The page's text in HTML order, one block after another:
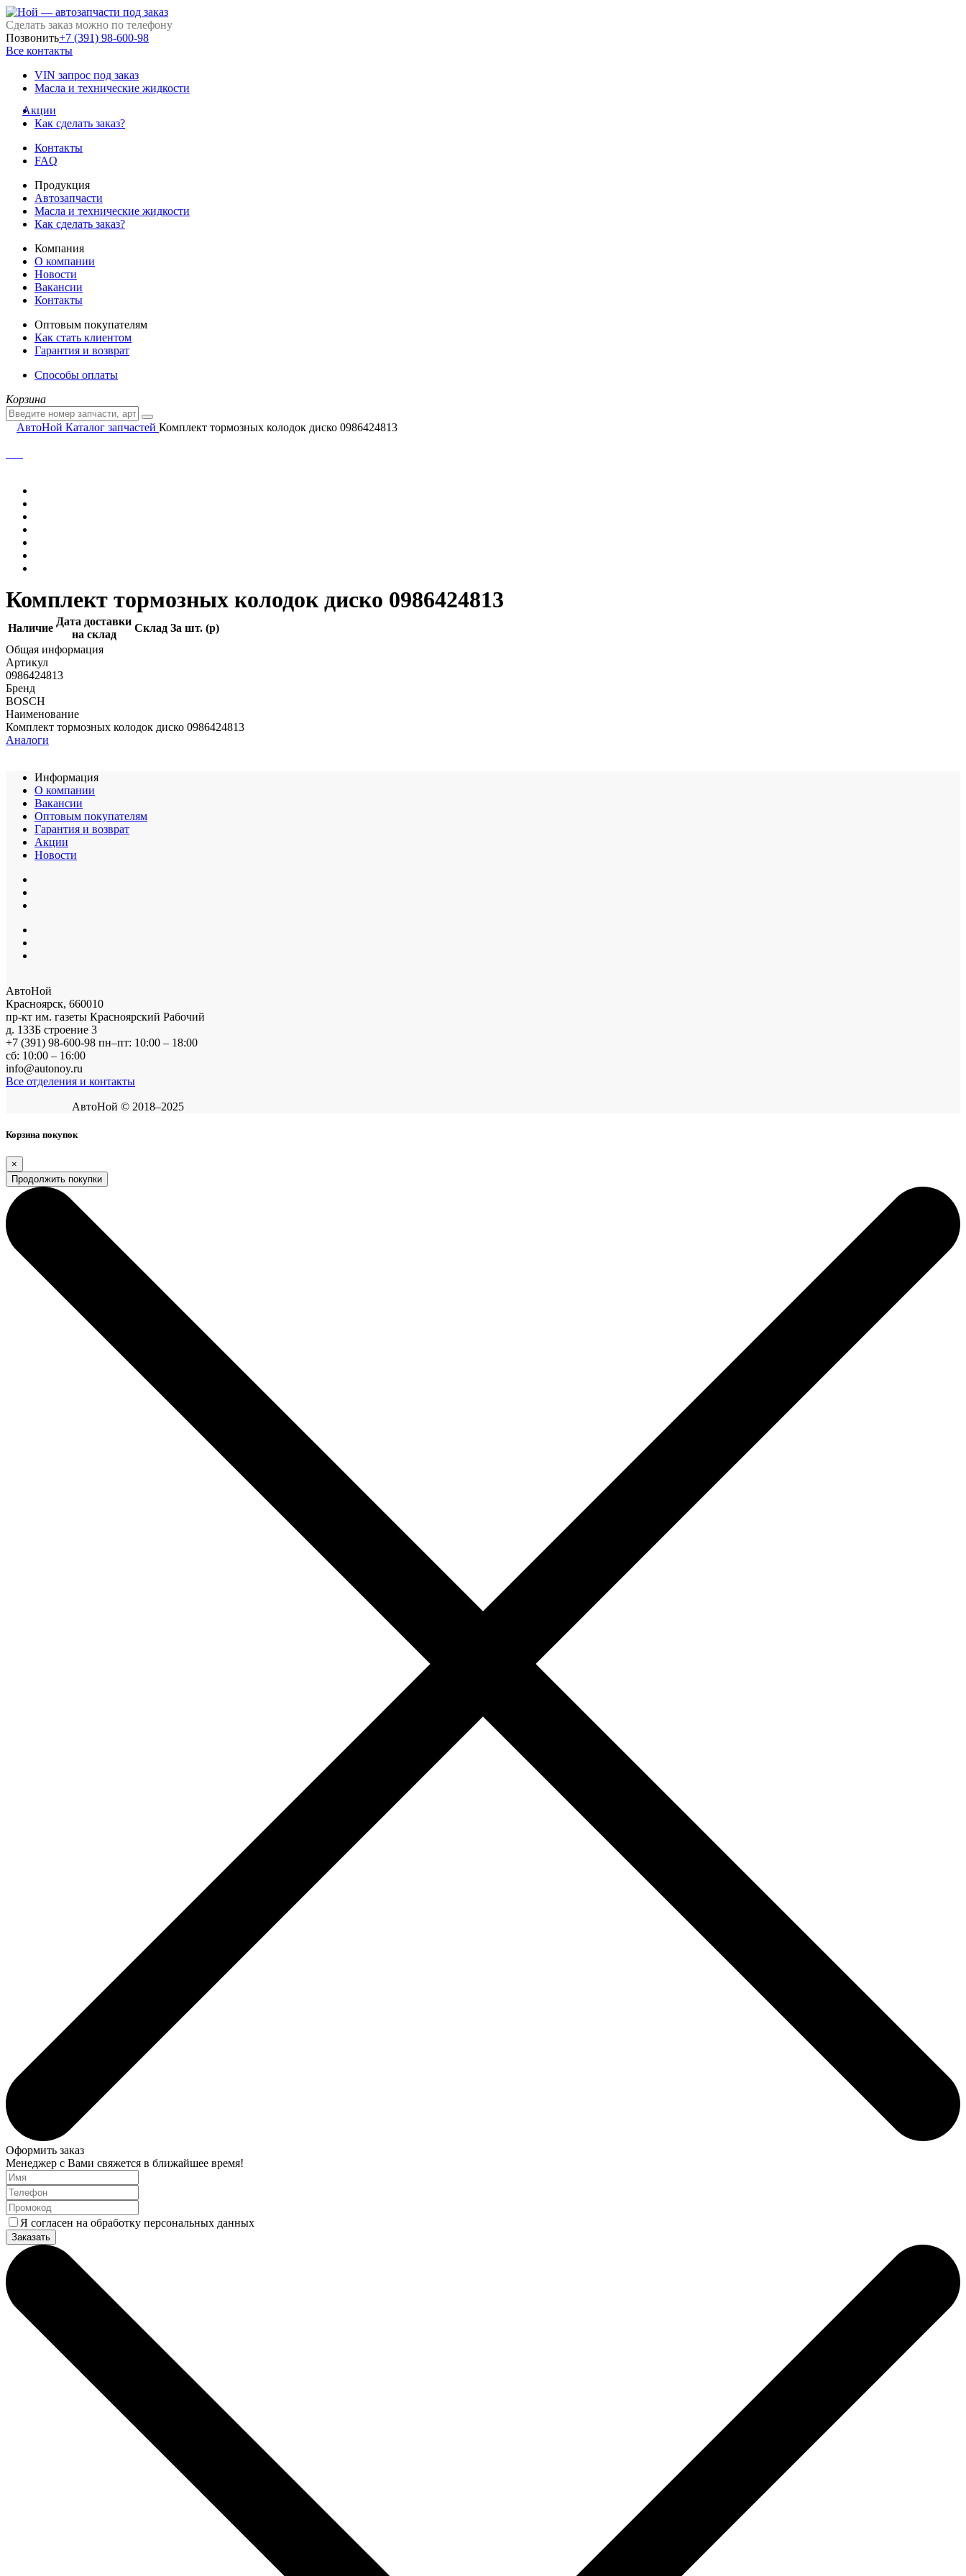
Сделать заказ можно по телефону
Позвонить+7 (391) 98-600-98
Все контакты
VIN запрос под заказ
Масла и технические жидкости
Акции
Как сделать заказ?
Контакты
FAQ
Продукция
Автозапчасти
Масла и технические жидкости
Как сделать заказ?
Компания
О компании
Новости
Вакансии
Контакты
Оптовым покупателям
Как стать клиентом
Гарантия и возврат
Способы оплаты
Корзина
АвтоНой Каталог запчастей Комплект тормозных колодок диско 0986424813
Комплект тормозных колодок диско 0986424813
Наличие
Дата доставки
на склад
Склад За шт. (p)
Общая информация
Артикул
0986424813
Бренд
BOSCH
Наименование
Комплект тормозных колодок диско 0986424813
Аналоги
Информация
О компании
Вакансии
Оптовым покупателям
Гарантия и возврат
Акции
Новости
АвтоНой
Красноярск, 660010
пр-кт им. газеты Красноярский Рабочий
д. 133Б строение 3
+7 (391) 98-600-98 пн–пт: 10:00 – 18:00
сб: 10:00 – 16:00
info@autonoy.ru
Все отделения и контакты
АвтоНой © 2018–2025
Корзина покупок
×
Продолжить покупки
Оформить заказ
Менеджер с Вами свяжется в ближайшее время!
Я согласен на обработку персональных данных
Заказать